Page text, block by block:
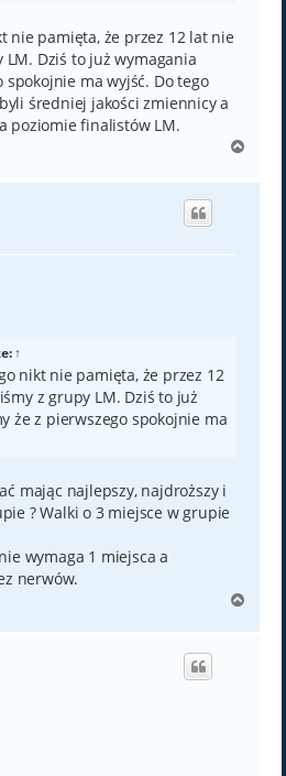
nie pamięta, że przez 12 lat nie
Dziś to już wymagania
spokojnie ma wyjść. Do tego
średniej jakości zmiennicy a
poziomie finalistów LM.
g
↑
nikt nie pamięta, że przez 12
z grupy LM. Dziś to już
że z pierwszego spokojnie ma
mając najlepszy, najdroższy i
? Walki o 3 miejsce w grupie
wymaga 1 miejsca a
nerwów.
g